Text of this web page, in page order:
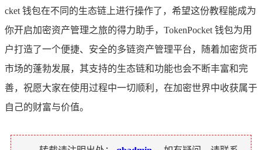
cket 钱包在不同的生态链上进行操作了，希望这份教程能成为
你开启加密资产管理之旅的得力助手，TokenPocket 钱包为用
户打造了一个便捷、安全的多链资产管理平台，随着加密货币
市场的蓬勃发展，其支持的生态链和功能也会不断丰富和完
善，祝愿大家在使用过程中一切顺利，在加密世界中收获属于
自己的财富与价值。